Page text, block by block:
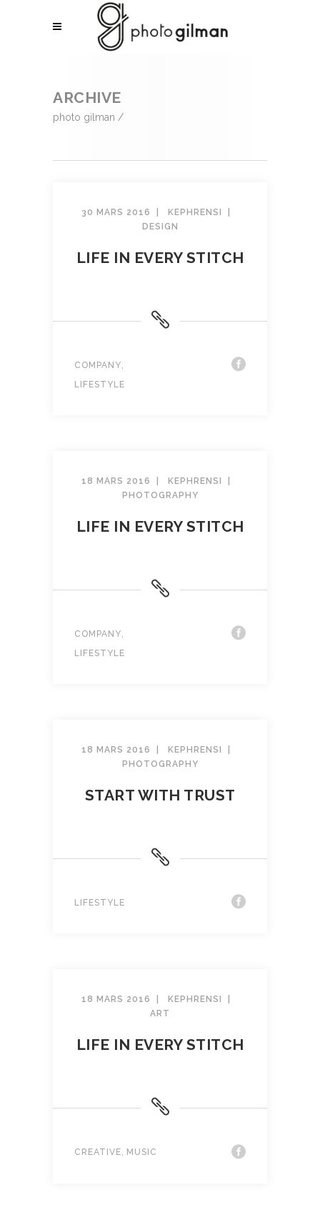
ARCHIVE
photo gilman /
30 MARS 2016
KEPHRENSI
DESIGN
LIFE IN EVERY STITCH
COMPANY
LIFESTYLE
18 MARS 2016
KEPHRENSI
PHOTOGRAPHY
LIFE IN EVERY STITCH
COMPANY
LIFESTYLE
18 MARS 2016
KEPHRENSI
PHOTOGRAPHY
START WITH TRUST
LIFESTYLE
18 MARS 2016
KEPHRENSI
ART
LIFE IN EVERY STITCH
CREATIVE, MUSIC